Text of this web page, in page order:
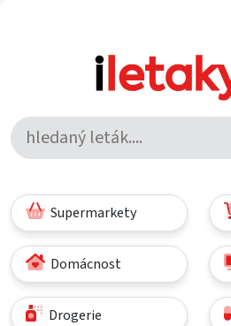
Supermarkety
Domácnost
Drogerie